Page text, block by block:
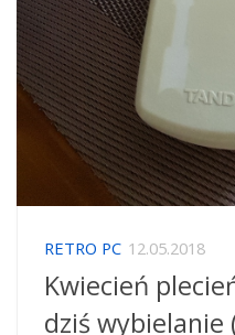
RETRO PC 12.05.2018
Kwiecień
dziś wybielanie